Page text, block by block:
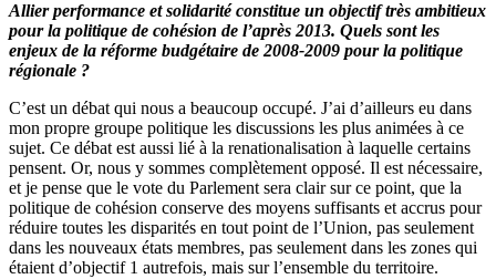
Allier performance et solidarité constitue un objectif très ambitieux
pour la politique de cohésion de l’après 2013. Quels sont les
enjeux de la réforme budgétaire de 2008-2009 pour la politique
régionale ?
C’est un débat qui nous a beaucoup occupé. J’ai d’ailleurs eu dans
mon propre groupe politique les discussions les plus animées à ce
sujet. Ce débat est aussi lié à la renationalisation à laquelle certains
pensent. Or, nous y sommes complètement opposé. Il est nécessaire,
et je pense que le vote du Parlement sera clair sur ce point, que la
politique de cohésion conserve des moyens suffisants et accrus pour
réduire toutes les disparités en tout point de l’Union, pas seulement
dans les nouveaux états membres, pas seulement dans les zones qui
étaient d’objectif 1 autrefois, mais sur l’ensemble du territoire.